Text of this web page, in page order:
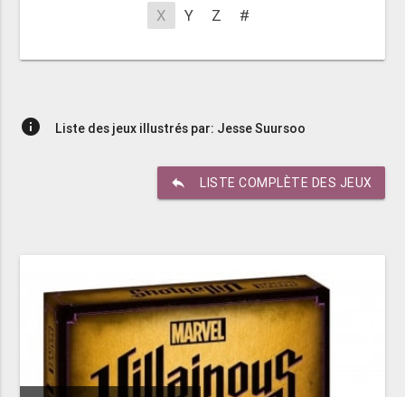
X
Y Z #
info Liste des jeux illustrés par: Jesse Suursoo
reply LISTE COMPLÈTE DES JEUX